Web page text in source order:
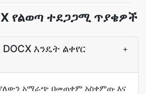
የልወጣ ተደጋጋሚ ጥያቄዎች
እንዴት ልቀየር
+
ያለውን አማራጭ በመጠቀም አስቀምጡ እና